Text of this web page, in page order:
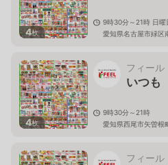
4枚
9時30分～21時 日曜
愛知県名古屋市緑区
4枚
フィール
いつも
9時30分～21時
愛知県西尾市矢曽根
フィール